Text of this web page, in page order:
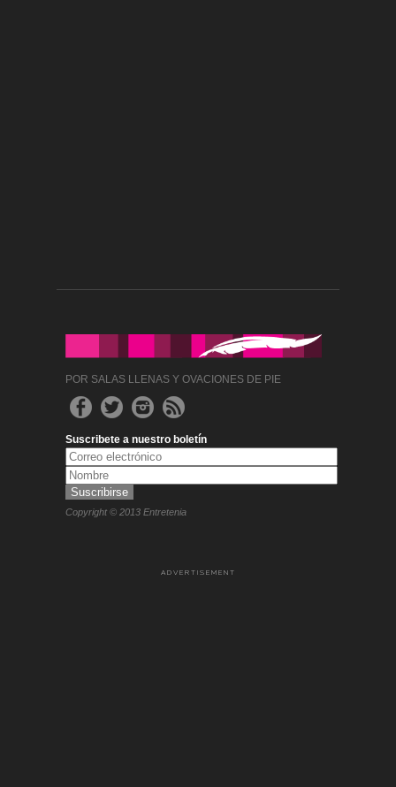
POR SALAS LLENAS Y OVACIONES DE PIE
Suscribete a nuestro boletín
Copyright © 2013 Entretenia
ADVERTISEMENT